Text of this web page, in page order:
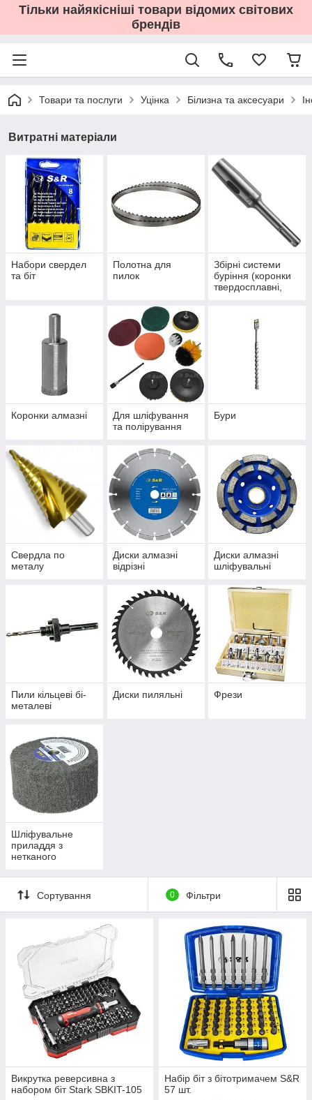
Тільки найякісніші товари відомих світових
брендів
Товари та послуги Уцінка Білизна та аксесуари
Витратні матеріали
Набори свердел
та біт
Полотна для
пилок
Збірні системи
буріння (коронки
твердосплавні,
Коронки алмазні
Для шліфування
та полірування
Бури
Свердла по
металу
Диски алмазні
відрізні
Диски алмазні
шліфувальні
Пили кільцеві бі-
металеві
Диски пиляльні Фрези
Шліфувальне
приладдя з
нетканого
Сортування 0 Фільтри
Викрутка реверсивна з
набором біт Stark SBKIT-105
Набір біт з бітотримачем S&R
57 шт.